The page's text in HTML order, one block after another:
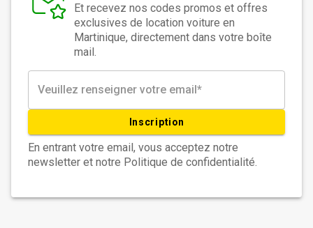
Et recevez nos codes promos et offres
exclusives de location voiture en
Martinique, directement dans votre boîte
mail.
Inscription
En entrant votre email, vous acceptez notre
newsletter et notre Politique de confidentialité.